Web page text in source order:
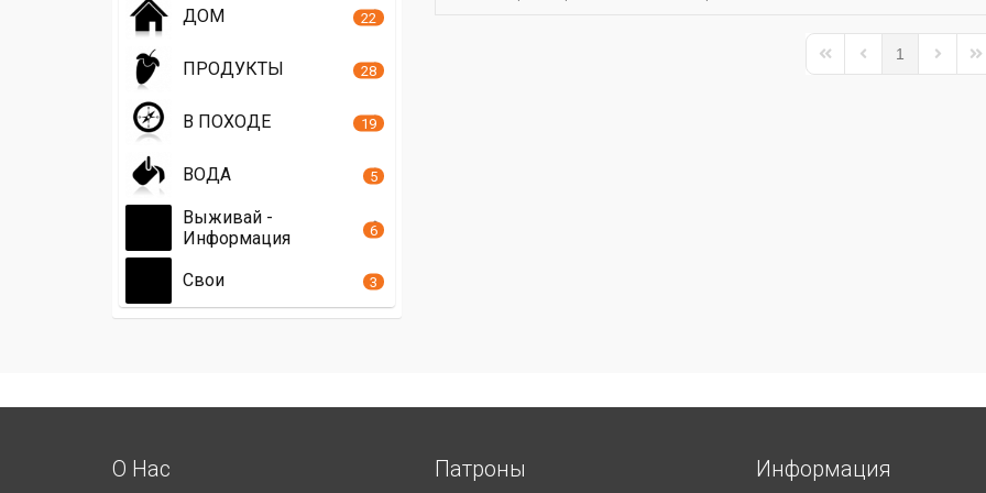
First PagePrevious Page
1
Next
ДОМ 22
ПРОДУКТЫ 28
В ПОХОДЕ 19
ВОДА 5
Выживай -
Информация
6
Свои 3
О Нас Патроны Информация